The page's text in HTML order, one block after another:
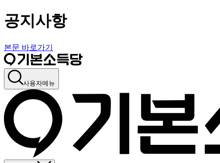
공지사항
본문 바로가기
사용자메뉴